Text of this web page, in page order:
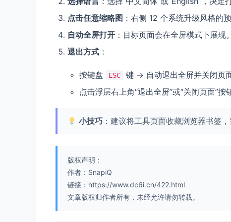
点击任意缩略图 ：右侧 12 个系统升级风格的
自动全屏打开 ：目标页面会在全屏模式下展现。
退出方式 ：
按键盘 ESC
键 → 自动退出全屏并关闭页
点击浮层右上角“退出全屏”或“关闭页面”按
小技巧 ：建议将工具页面收藏浏览器书签
版权声明：
作者：SnapiQ
链接：https://www.dc6i.cn/422.html
文章版权归作者所有，未经允许请勿转载。